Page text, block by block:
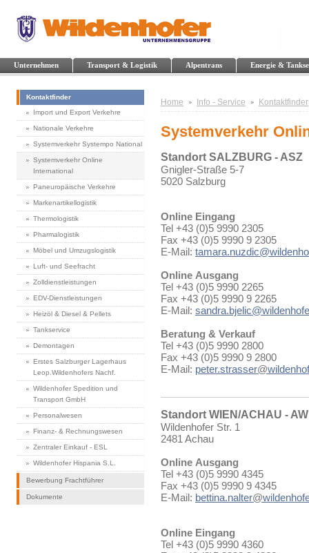
Unternehmen Transport & Logistik Alpentrans Energie &
Kontaktfinder
Import und Export Verkehre
Nationale Verkehre
Systemverkehr Systempo National
Systemverkehr Online
International
Paneuropäische Verkehre
Markenartikellogistik
Thermologistik
Pharmalogistik
Möbel und Umzugslogistik
Luft- und Seefracht
Zolldienstleistungen
EDV-Dienstleistungen
Heizöl & Diesel & Pellets
Tankservice
Demontagen
Erstes Salzburger Lagerhaus
Leop.Wildenhofers Nachf.
Wildenhofer Spedition und
Transport GmbH
Personalwesen
Finanz- & Rechnungswesen
Zentraler Einkauf - ESL
Wildenhofer Hispania S.L.
Bewerbung Frachtführer
Dokumente
Home Info - Service Kontaktfinder
Systemverkehr
Standort SALZBURG - ASZ
Gnigler-Straße 5-7
5020 Salzburg
Online Eingang
Tel +43 (0)5 9990 2305
Fax +43 (0)5 9990 9 2305
E-Mail:
Online Ausgang
Tel +43 (0)5 9990 2265
Fax +43 (0)5 9990 9 2265
E-Mail:
Beratung & Verkauf
Tel +43 (0)5 9990 2800
Fax +43 (0)5 9990 9 2800
E-Mail: peter.strasser@
Standort WIEN/ACHAU -
Wildenhofer Str. 1
2481 Achau
Online Ausgang
Tel +43 (0)5 9990 4345
Fax +43 (0)5 9990 9 4345
E-Mail: bettina.nalter@
Online Eingang
Tel +43 (0)5 9990 4360